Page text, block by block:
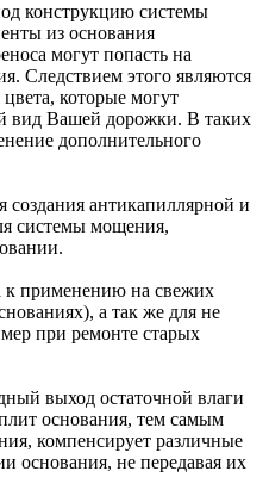
конструкцию системы
из основания
могут попасть на
Следствием этого являются
которые могут
вид Вашей дорожки. В таких
дополнительного
создания антикапиллярной и
системы мощения,
к применению на свежих
а так же для не
при ремонте старых
выход остаточной влаги
основания, тем самым
компенсирует различные
основания, не передавая их